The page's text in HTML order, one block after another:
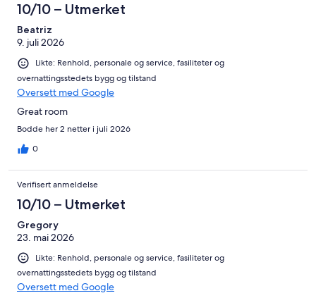
10/10 – Utmerket
Beatriz
9. juli 2026
Likte: Renhold, personale og service, fasiliteter og
overnattingsstedets bygg og tilstand
Oversett med Google
Great room
Bodde her 2 netter i juli 2026
0
Verifisert anmeldelse
10/10 – Utmerket
Gregory
23. mai 2026
Likte: Renhold, personale og service, fasiliteter og
overnattingsstedets bygg og tilstand
Oversett med Google